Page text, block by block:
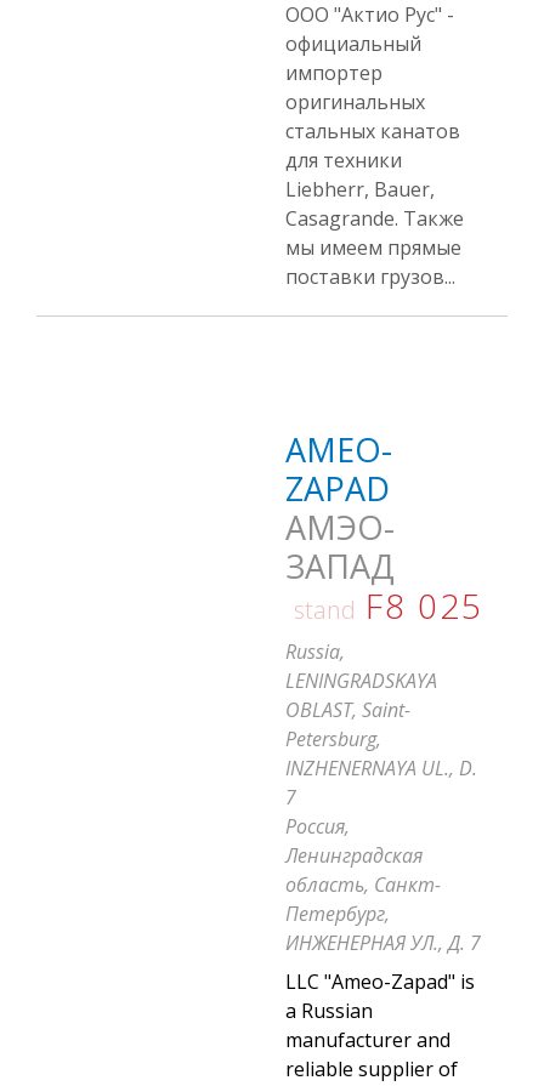
ООО "Актио Рус" -
официальный
импортер
оригинальных
стальных канатов
для техники
Liebherr, Bauer,
Casagrande. Также
мы имеем прямые
поставки грузов...
AMEO-
ZAPAD
АМЭО-
ЗАПАД
stand F8 025
Russia,
LENINGRADSKAYA
OBLAST, Saint-
Petersburg,
INZHENERNAYA UL., D.
7
Россия,
Ленинградская
область, Санкт-
Петербург,
ИНЖЕНЕРНАЯ УЛ., Д. 7
LLC "Ameo-Zapad" is
a Russian
manufacturer and
reliable supplier of